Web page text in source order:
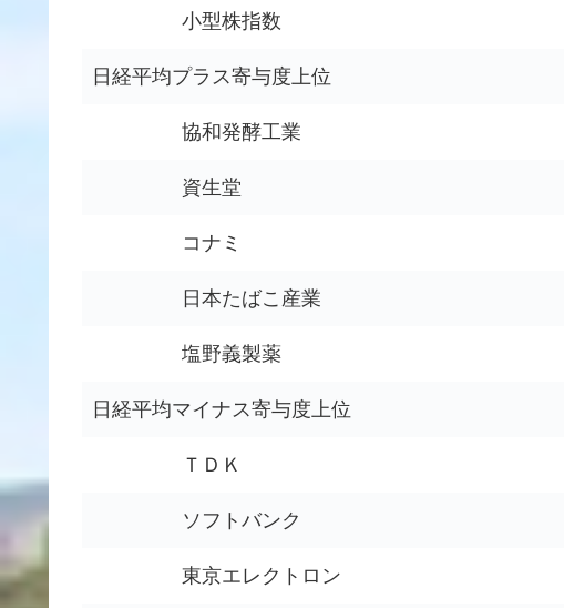
小型株指数
日経平均プラス寄与度上位
協和発酵工業
資生堂
コナミ
日本たばこ産業
塩野義製薬
日経平均マイナス寄与度上位
ＴＤＫ
ソフトバンク
東京エレクトロン